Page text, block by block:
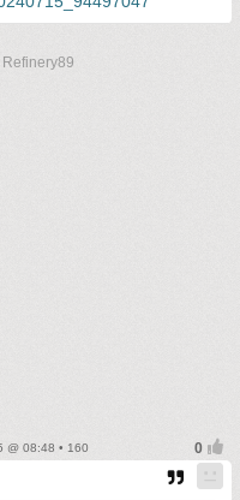
@ 08:48 • 160